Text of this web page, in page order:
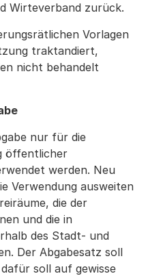
Wirteverband zurück.
Vorlagen
traktandiert,
nicht behandelt
nur für die
öffentlicher
werden. Neu
Verwendung ausweiten
die der
und die in
des Stadt- und
Der Abgabesatz soll
soll auf gewisse